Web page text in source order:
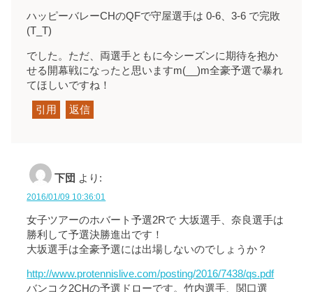
ハッピーバレーCHのQFで守屋選手は 0-6、3-6 で完敗
(T_T)
でした。ただ、両選手ともに今シーズンに期待を抱か
せる開幕戦になったと思いますm(__)m全豪予選で暴れ
てほしいですね！
引用 返信
下団 より:
2016/01/09 10:36:01
女子ツアーのホバート予選2Rで 大坂選手、奈良選手は
勝利して予選決勝進出です！
大坂選手は全豪予選には出場しないのでしょうか？
http://www.protennislive.com/posting/2016/7438/qs.pdf
バンコク2CHの予選ドローです。竹内選手、関口選